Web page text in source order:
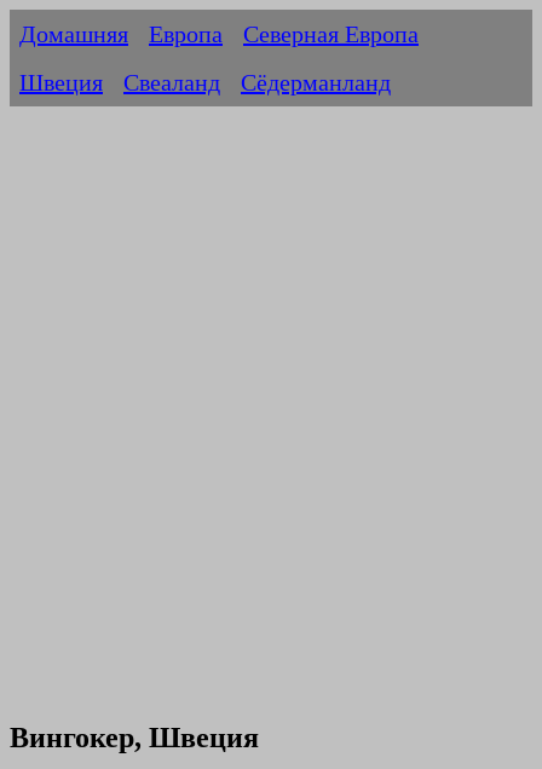
Домашняя Европа
Северная Европа
Швеция
Свеаланд Сёдерманланд
Вингокер, Швеция